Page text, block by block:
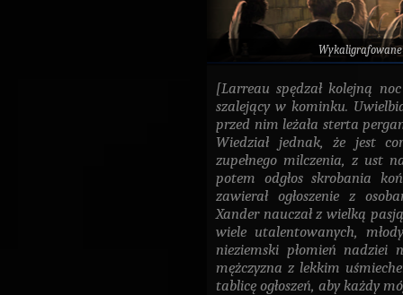
[Larreau spędzał kolejną
szalejący w kominku.
przed nim leżała sterta
Wiedział jednak, że jest
zupełnego milczenia, z ust
potem odgłos skrobania
zawierał ogłoszenie z
Xander nauczał z wielką
wiele utalentowanych,
nieziemski płomień
mężczyzna z lekkim
tablicę ogłoszeń, aby każdy